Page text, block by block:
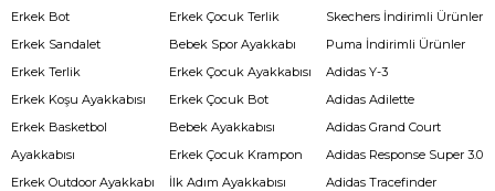
Erkek Bot
Erkek Sandalet
Erkek Terlik
Erkek Koşu Ayakkabısı
Erkek Basketbol
Ayakkabısı
Erkek Outdoor Ayakkabı
Erkek Çocuk Terlik
Bebek Spor Ayakkabı
Erkek Çocuk Ayakkabısı
Erkek Çocuk Bot
Bebek Ayakkabısı
Erkek Çocuk Krampon
İlk Adım Ayakkabısı
Skechers İndirimli Ürünler
Puma İndirimli Ürünler
Adidas Y-3
Adidas Adilette
Adidas Grand Court
Adidas Response Super 3.0
Adidas Tracefinder